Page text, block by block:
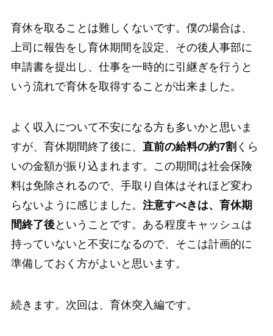
育休を取ることは難しくないです。僕の場合は、
上司に報告をし育休期間を設定、その後人事部に
申請書を提出し、仕事を一時的に引継ぎを行うと
いう流れで育休を取得することが出来ました。
よく収入について不安になる方も多いかと思いま
すが、育休期間終了後に、 直前の給料の約7割 くら
いの金額が振り込まれます。この期間は社会保険
料は免除されるので、手取り自体はそれほど変わ
らないように感じました。 注意すべきは、育休期
間終了後ということです。ある程度キャッシュは
持っていないと不安になるので、そこは計画的に
準備しておく方がよいと思います。
続きます。次回は、育休突入編です。